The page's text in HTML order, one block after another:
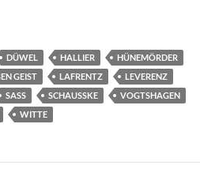
DÜWEL HALLIER
HÜNEMÖRDER
GEIST LAFRENTZ
LEVERENZ
SASS SCHAUSSKE
VOGTSHAGEN
WITTE